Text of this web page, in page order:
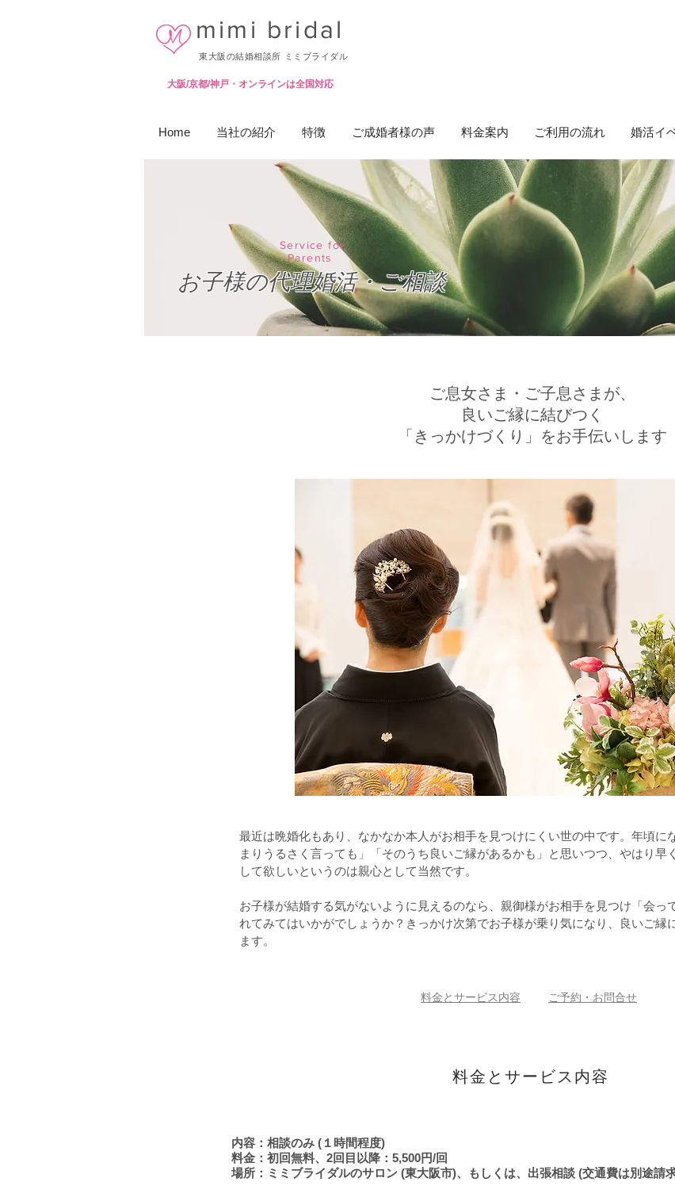
mimi bridal
東大阪の結婚相談所 ミミブライダル
大阪/京都/神戸・オンラインは全国対応
Home 当社の紹介 特徴 ご成婚者様の声 料金案内 ご利用の流れ 婚活イ
Service for
Parents
お子様の代理婚活・ご相談
ご息女さま・ご子息さまが、
良いご縁に結びつく
「きっかけづくり」をお手伝いします
最近は晩婚化もあり、なかなか本人がお相手を見つけにくい世の中です。年頃に
まりうるさく言っても」「そのうち良いご縁があるかも」と思いつつ、やはり早
して欲しいというのは親心として当然です。
お子様が結婚する気がないように見えるのなら、親御様がお相手を見つけ「会っ
れてみてはいかがでしょうか？きっかけ次第でお子様が乗り気になり、良いご縁
ます。
料金とサービス内容 ご予約・お問合せ
料金とサービス内容
内容：相談のみ (１時間程度)
料金：初回無料、2回目以降：5,500円/回
場所：ミミブライダルのサロン (東大阪市)、もしくは、出張相談 (交通費は別途請